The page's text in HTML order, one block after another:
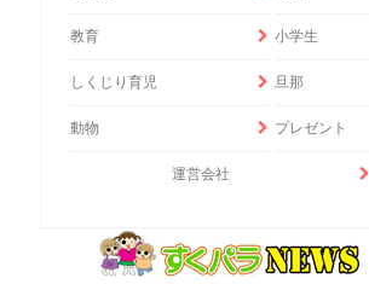
教育 小学生
しくじり育児 旦那
動物 プレゼント
運営会社